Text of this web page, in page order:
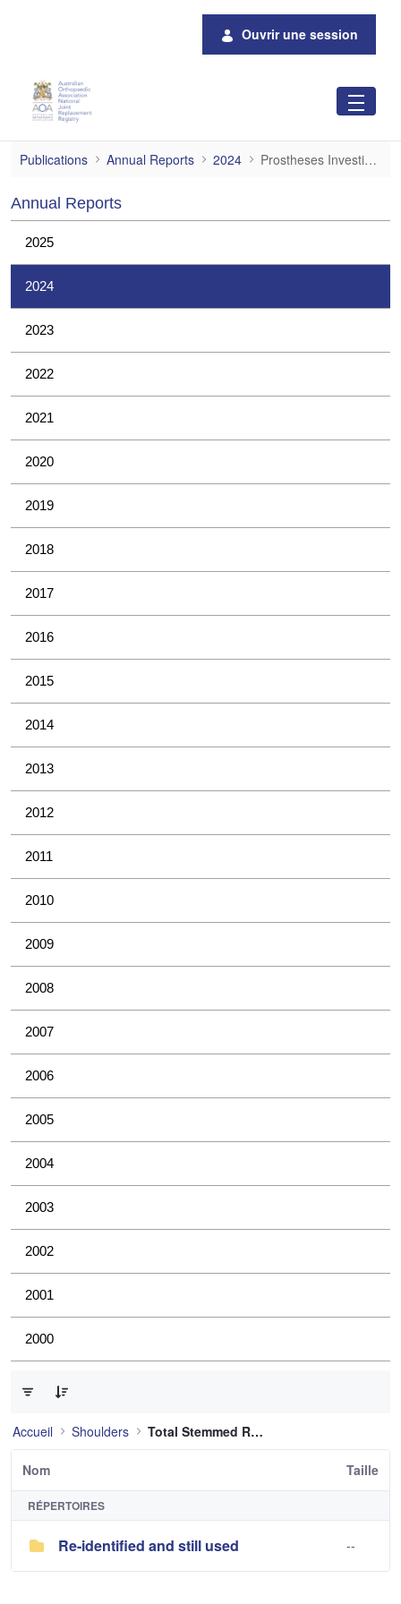
Ouvrir une session
Prostheses Investigations
Publications Annual Reports 2024 Prostheses Investigations
Annual Reports
2025
2024
2023
2022
2021
2020
2019
2018
2017
2016
2015
2014
2013
2012
2011
2010
2009
2008
2007
2006
2005
2004
2003
2002
2001
2000
Accueil Shoulders Total Stemmed Reverse Shoulder
Nom Taille
RÉPERTOIRES
Re-identified and still used --